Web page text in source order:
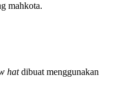
mahkota.
hatdibuat menggunakan